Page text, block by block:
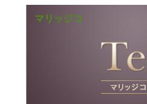
マリッジコ
ラ
マリッ